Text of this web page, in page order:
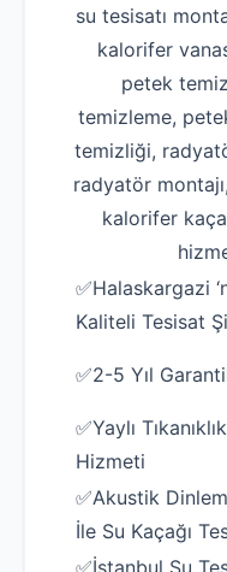
su tesisatı
kalorifer
petek
temizleme,
temizliği,
radyatör
kalorifer
✅Halaskargazi
Kaliteli Tesisat
✅2-5 Yıl
✅Yaylı
Hizmeti
✅Akustik
İle Su Kaçağı
✅İstanbul Su